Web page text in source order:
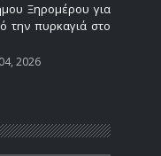
Ξηρομέρου για
την πυρκαγιά στο
2026